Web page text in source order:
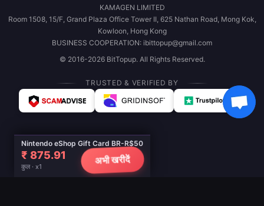
Nintendo eShop Gift Card BR-R$50
₹ 875.91
कुल · x1
अभी खरीदें
KAMAGEN LIMITED
Room 1508, 15/F, Grand Plaza Office Tower II, 625 Nathan Road, Mong Kok,
Kowloon, Hong Kong
BUSINESS COOPERATION: ibittopup@gmail.com
© 2016-2026 BitTopup. All Rights Reserved.
TRUSTED & VERIFIED BY